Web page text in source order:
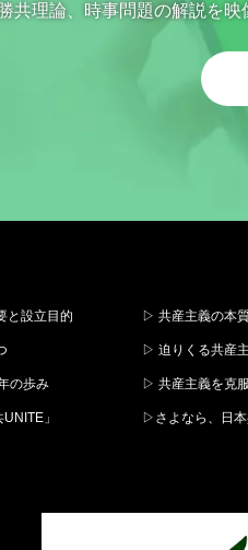
共理論、時事問題の解説を
と設立目的
の歩み
」
▷ 共産主義の本
▷ 迫りくる共産
▷ 共産主義を克
▷さよなら、日